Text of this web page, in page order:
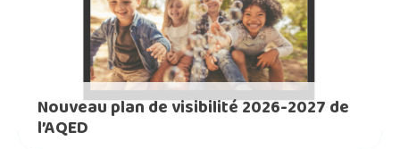
Nouveau plan de visibilité 2026-2027 de
l’AQED